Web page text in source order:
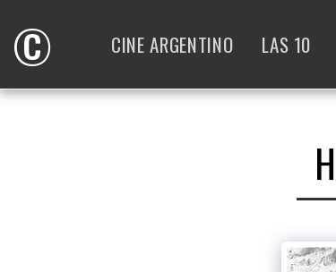
© CINE ARGENTINO LAS 10